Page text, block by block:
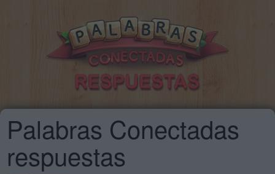
Palabras Conectadas
respuestas